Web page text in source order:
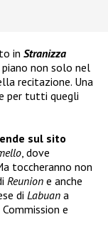
in Stranizza
non solo nel
recitazione. Una
per tutti quegli
sul sito
, dove
toccheranno non
Reunion e anche
di Labuan a
e